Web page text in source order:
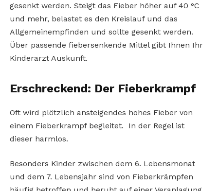
gesenkt werden. Steigt das Fieber höher auf 40 °C
und mehr, belastet es den Kreislauf und das
Allgemeinempfinden und sollte gesenkt werden.
Über passende fiebersenkende Mittel gibt Ihnen Ihr
Kinderarzt Auskunft.
Erschreckend: Der Fieberkrampf
Oft wird plötzlich ansteigendes hohes Fieber von
einem Fieberkrampf begleitet. In der Regel ist
dieser harmlos.
Besonders Kinder zwischen dem 6. Lebensmonat
und dem 7. Lebensjahr sind von Fieberkrämpfen